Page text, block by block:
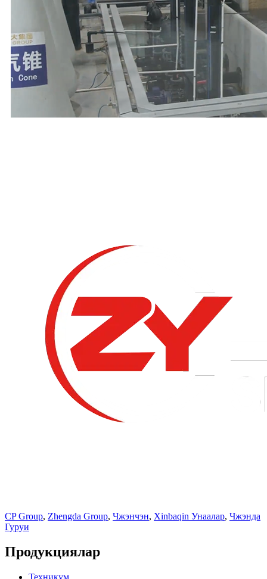
CP Group, Zhengda Group, Чжэнчэн, Xinbaqin Унаалар, Чжэнда
Гуруи
Продукциялар